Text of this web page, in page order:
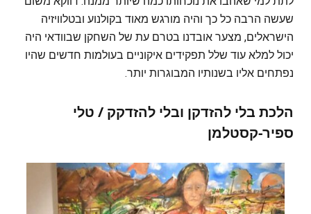
שעשה הרבה כל כך והיה מורגש מאוד בקולנוע ובטלוויזיה
הישראלים, מצער אובדנו בטרם עת של השחקן שבוודאי היה
יכול למלא עוד שלל תפקידים איקוניים בעולמות חדשים שהיו
נפתחים אליו בשנותיו המבוגרות יותר.
הלכת בלי להזדקן ובלי להזדקק / טלי
ספיר-קסטלמן